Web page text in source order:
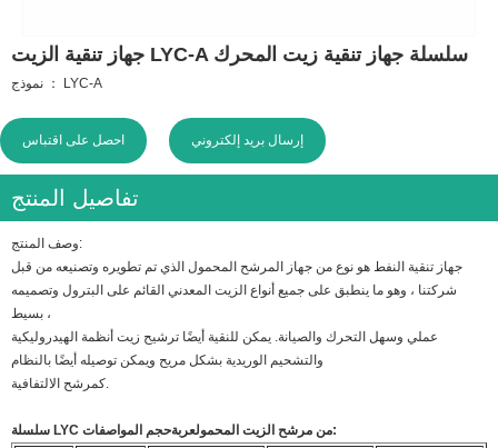
جهاز تنقية الزيت LYC-A سلسلة جهاز تنقية زيت المحرك
نموذج ： LYC-A
احصل على اقتباس إرسال بريد إلكتروني
تفاصيل المنتج
وصف المنتج:
جهاز تنقية النفط هو نوع من جهاز المرشح المحمول الذي تم تطويره وتصنيعه من قبل
شركتنا ، وهو ما ينطبق على جميع أنواع الزيت المعدني القائم على البترول وتصميمه
بسيط ،
عملي وسهل التحرك والصيانة. يمكن للنقية أيضًا ترشيح زيت أنظمة الهيدروليكية
والتشحيم الوريدية بشكل مريح ويمكن توصيله أيضًا بالنظام
كمرشح الالتفافية.
سلسلة LYC من مرشح الزيت المحمولعربة
حجم المواصفات: